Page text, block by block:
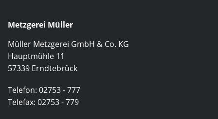
Metzgerei Müller
Müller Metzgerei GmbH & Co. KG
Hauptmühle 11
57339 Erndtebrück
Telefon: 02753 - 777
Telefax: 02753 - 779